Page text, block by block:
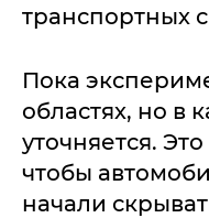
транспортных
Пока
областях, но в
уточняется.
чтобы
начали